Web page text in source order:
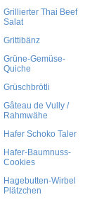
Grillierter Thai Beef
Salat
Grittibänz
Grüne-Gemüse-
Quiche
Grüschbrötli
Gâteau de Vully /
Rahmwähe
Hafer Schoko Taler
Hafer-Baumnuss-
Cookies
Hagebutten-Wirbel
Plätzchen